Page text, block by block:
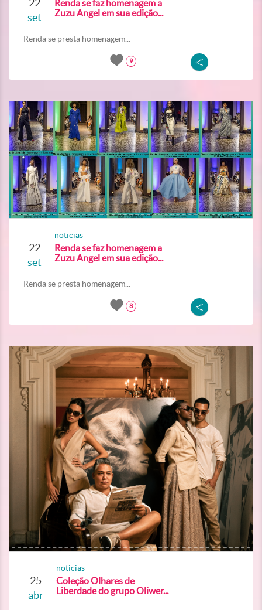
22
set
Renda se faz homenagem a
Zuzu Angel em sua edição...
Renda se presta homenagem...
9
22
set
noticias
Renda se faz homenagem a
Zuzu Angel em sua edição...
Renda se presta homenagem...
8
25
abr
noticias
Coleção Olhares de
Liberdade do grupo Oliwer...